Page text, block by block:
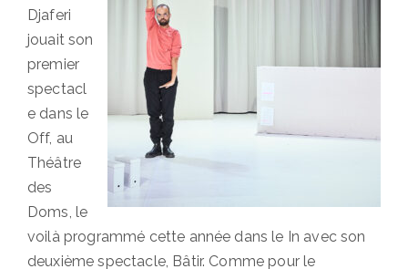
Djaferi
jouait son
premier
spectacl
e dans le
Off, au
Théâtre
des
Doms, le
voilà programmé cette année dans le In avec son
deuxième spectacle, Bâtir. Comme pour le